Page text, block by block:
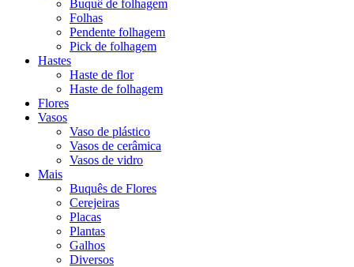
Buquê de folhagem
Folhas
Pendente folhagem
Pick de folhagem
Hastes
Haste de flor
Haste de folhagem
Flores
Vasos
Vaso de plástico
Vasos de cerâmica
Vasos de vidro
Mais
Buquês de Flores
Cerejeiras
Placas
Plantas
Galhos
Diversos